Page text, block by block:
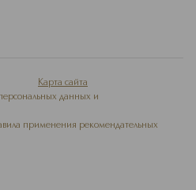
Карта сайта
данных и
применения рекомендательных